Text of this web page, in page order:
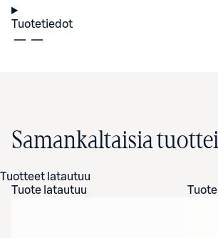
Tuotetiedot
Samankaltaisia
Tuotteet latautuu
Tuote latautuu